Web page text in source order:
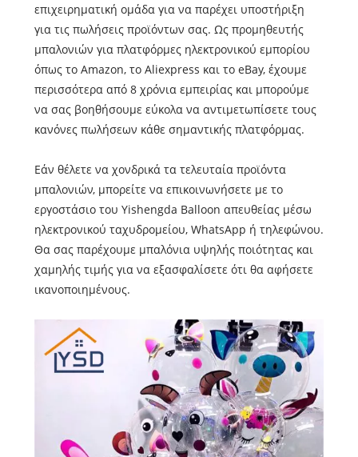
επιχειρηματική ομάδα για να παρέχει υποστήριξη
για τις πωλήσεις προϊόντων σας. Ως προμηθευτής
μπαλονιών για πλατφόρμες ηλεκτρονικού εμπορίου
όπως το Amazon, το Aliexpress και το eBay, έχουμε
περισσότερα από 8 χρόνια εμπειρίας και μπορούμε
να σας βοηθήσουμε εύκολα να αντιμετωπίσετε τους
κανόνες πωλήσεων κάθε σημαντικής πλατφόρμας.
Εάν θέλετε να χονδρικά τα τελευταία προϊόντα
μπαλονιών, μπορείτε να επικοινωνήσετε με το
εργοστάσιο του Yishengda Balloon απευθείας μέσω
ηλεκτρονικού ταχυδρομείου, WhatsApp ή τηλεφώνου.
Θα σας παρέχουμε μπαλόνια υψηλής ποιότητας και
χαμηλής τιμής για να εξασφαλίσετε ότι θα αφήσετε
ικανοποιημένους.